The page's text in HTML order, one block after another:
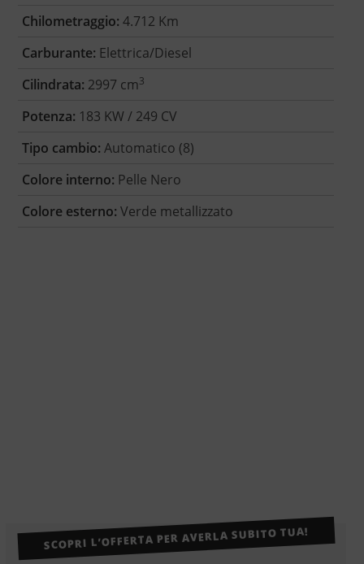
Chilometraggio: 4.712 Km
Carburante: Elettrica/Diesel
Cilindrata: 2997 cm3
Potenza: 183 KW / 249 CV
Tipo cambio: Automatico (8)
Colore interno: Pelle Nero
Colore esterno: Verde metallizzato
SCOPRI L’OFFERTA PER AVERLA SUBITO TUA!